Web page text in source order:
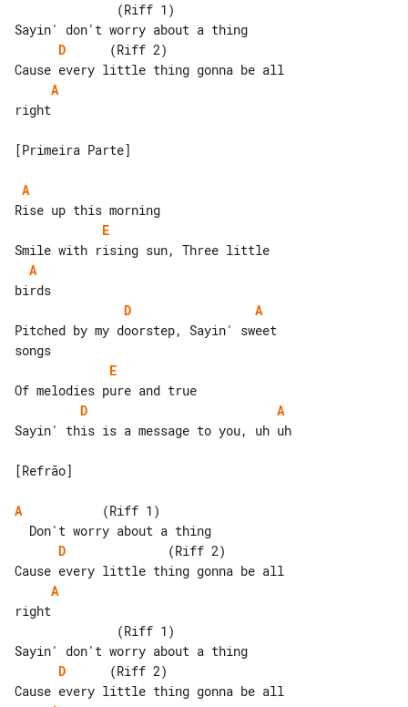
D
      (Riff 2)
A
right
[Primeira Parte]
A
E
A
D
A
Pitched by my doorstep, Sayin' sweet
E
D
A
Sayin' this is a message to you, uh uh
[Refrão]
A
           (Riff 1)
D
              (Riff 2)
A
right
D
      (Riff 2)